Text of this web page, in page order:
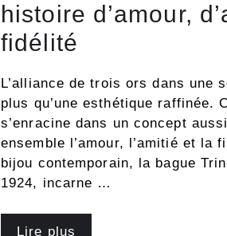
histoire d’amour,
fidélité
L’alliance de trois ors dans une
plus qu’une esthétique raffinée.
s’enracine dans un concept
ensemble l’amour, l’amitié et la
bijou contemporain, la bague
1924, incarne …
Lire plus